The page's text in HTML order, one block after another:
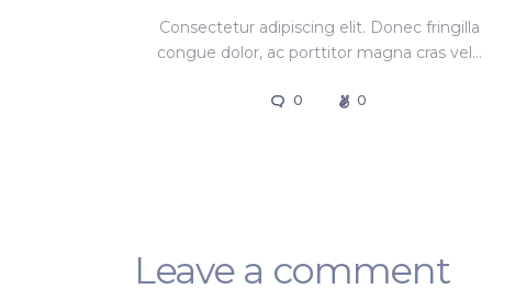
Consectetur adipiscing elit. Donec fringilla
congue dolor, ac porttitor magna cras vel…
0 0
Leave a comment